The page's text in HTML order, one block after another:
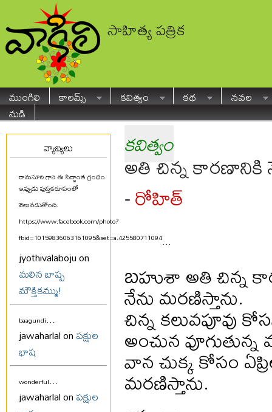
సాహిత్య పత్రిక
ముంగిలి కాలమ్స్ కవిత్వం కథ
నవల
నుడి
వ్యాఖ్యలు
రామసూరి గారి ఈ సిద్ధాంత గ్రంథం
ఇప్పుడు పుస్తకరూపంలో
వెలువడుతోంది.
https://www.facebook.com/photo?
fbid=10159836063161095&set=a.425580711094...
jyothivalaboju on
మలిన బాష్ప
మౌక్తికమ్ము!
baagundi...
jawaharlal onపక్షుల
భాష
wonderful...
jawaharlal onపక్షుల
కవిత్వం
అతి చిన్న కారణానికి
-రోహిత్
బహుశా అతి చిన్న
నేను మరణిస్తాను.
చిన్న కలువపూవు
అంచున
వాన చుక్క కోసం
మరణిస్తాను.